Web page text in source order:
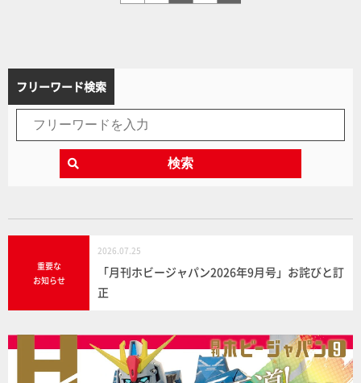
フリーワード検索
検索
重要な
お知らせ
2026.07.25
「月刊ホビージャパン2026年9月号」お詫びと訂
正